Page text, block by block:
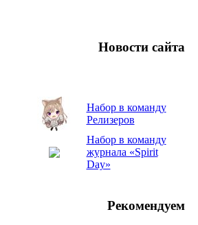
Новости сайта
Набор в команду
Релизеров
Набор в команду
журнала «Spirit
Day»
Рекомендуем